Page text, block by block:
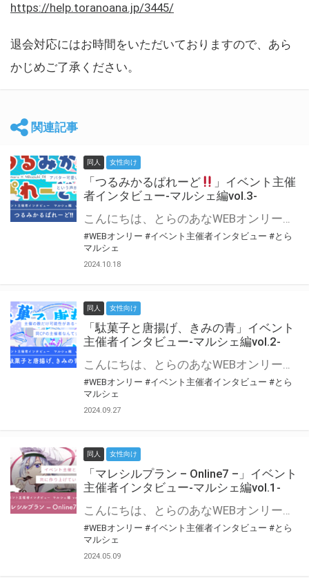
https://help.toranoana.jp/3445/
退会対応にはお時間をいただいておりますので、あら
かじめご了承ください。
関連記事
同人 女性向け
「つるみかるぱれーど
」イベント主催
者インタビュー-マルシェ編vol.3-
こんにちは、とらのあなWEBオンリー運営スタッフです。 新たにお届けする、イベント主催者インタビュー-マルシェ編-は、 とらのあなWEBオンリー「マルシェ」をご利用した主催様に 「マルシェ」を使って開催した感想や心がけをお聞きする企画です。 今回は、WEBオンリー初開催「つるみかるぱれーど
#WEBオンリー #イベント主催者インタビュー #とら
マルシェ
2024.10.18
同人 女性向け
「駄菓子と唐揚げ、きみの青」イベント
主催者インタビュー-マルシェ編vol.2-
こんにちは、とらのあなWEBオンリー運営スタッフです。 新たにお届けする、イベント主催者インタビュー-マルシェ編-は、 とらのあなWEBオンリー「マルシェ」をご利用の主催様に 「マルシェ」を使ってイベントを開催した感想や心がけをお聞きする企画です。 今回は、WEBオンリー初開催「駄菓子と唐揚げ、きみの青」より、 主催のぎこ六屋様にお話を伺いました。 協力：ぎこ六屋様／イベント公式Twitter（@krkgwks） とらのあなWEBオンリー「マルシェ」とは？ WEBオンリーでリアルタイムでコミュニケーションがとれるオンライン会場です。
#WEBオンリー #イベント主催者インタビュー #とら
マルシェ
2024.09.27
同人 女性向け
「マレシルプラン – Online7 –」イベント
主催者インタビュー-マルシェ編vol.1-
こんにちは、とらのあなWEBオンリー運営スタッフです。 新たにお届けする、イベント主催者インタビュー-マルシェ編-は、 とらのあなWEBオンリー「マルシェ」をご利用した主催様に 「マルシェ」を使って開催した感想や心がけをお聞きする企画です。 今回は、WEBオンリー開催7回目迎えた「マレシルプラン – Online7 –」より、 主催の玉川うた様にお話を伺いました。 ▼マレシルプランのインタビュー前回記事 「イベント主催者インタビュー vol.6」はこちら 協力：玉川うた様（マレシルプラン実行委員会 代表）／イベント公式Twitter（@mallesil_plan） とらのあなWEBオンリー「マルシェ」とは？ WEBオンリーでリアルタイムでコミュニケーションがとれるオンライン会場です。
#WEBオンリー #イベント主催者インタビュー #とら
マルシェ
2024.05.09